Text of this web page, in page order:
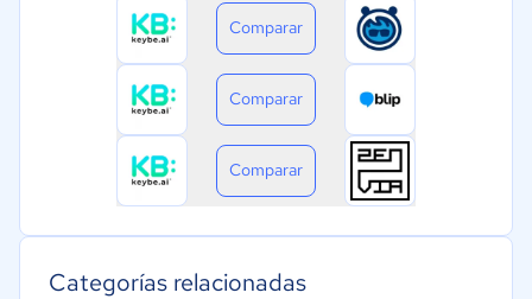
Comparar
Comparar
Comparar
Categorías relacionadas